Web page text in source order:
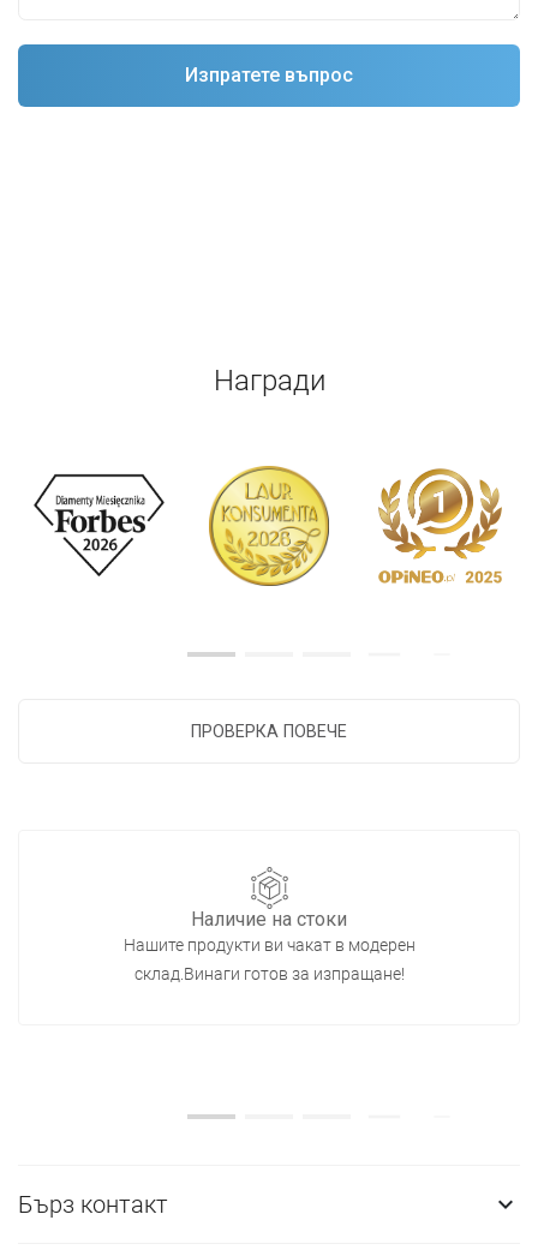
Награди
ПРОВЕРКА ПОВЕЧЕ
Наличие на стоки
Нашите продукти ви чакат в модерен
склад.Винаги готов за изпращане!
Бърз контакт 